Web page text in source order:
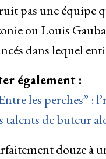
pas une équipe
ou Louis
dans lequel
également :
les perches” :
talents de buteur
douze à